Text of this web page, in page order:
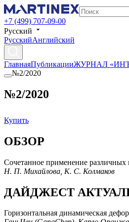
+7 (499) 707-09-00
Русский
РусскийАнглийский
ГлавнаяПубликацииЖУРНАЛ
№2/2020
№2/2020
Купить
ОБЗОР
Сочетанное применение
Н. П. Михайлова, К. С. Колмаков
ДАЙДЖЕСТ
Горизонтальная динамическая